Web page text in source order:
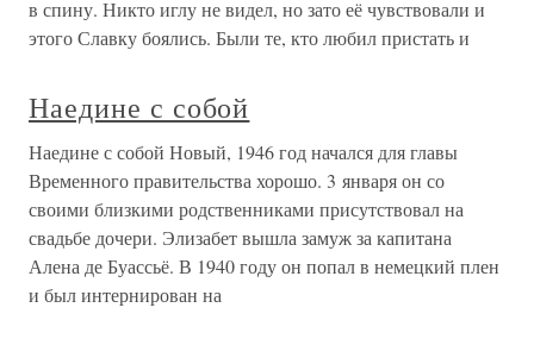
в спину. Никто иглу не видел, но зато её чувствовали и
этого Славку боялись. Были те, кто любил пристать и
Наедине с собой
Наедине с собой Новый, 1946 год начался для главы
Временного правительства хорошо. 3 января он со
своими близкими родственниками присутствовал на
свадьбе дочери. Элизабет вышла замуж за капитана
Алена де Буассьё. В 1940 году он попал в немецкий плен
и был интернирован на